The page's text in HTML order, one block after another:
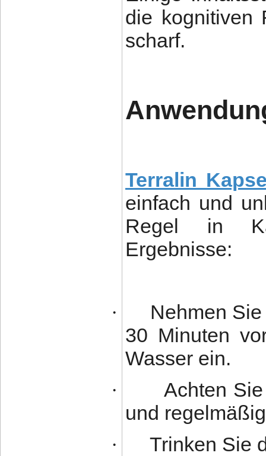
die kognitiven
scharf.
Terralin
einfach und
Regel in
Ergebnisse:
·
Nehmen
30 Minuten
Wasser ein.
·
Achten
und
· Trinken Sie